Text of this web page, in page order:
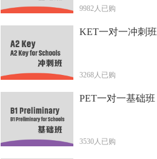
9982人已购
KET一对一冲刺班
3268人已购
PET一对一基础班
3530人已购